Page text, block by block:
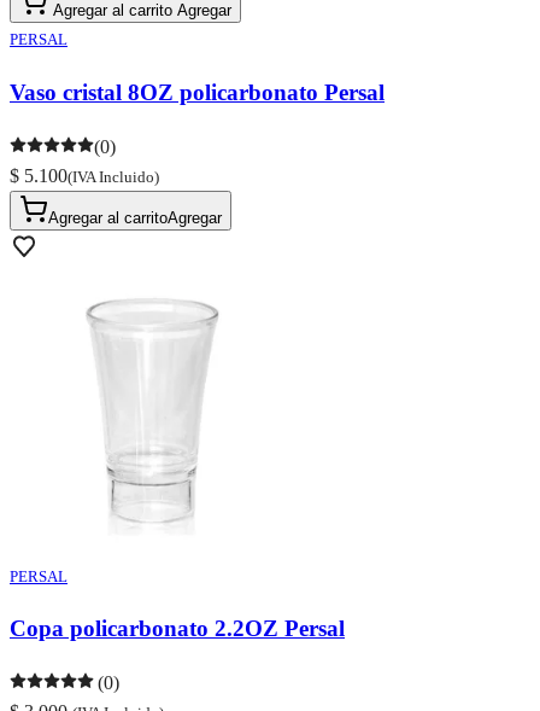
Agregar al carrito Agregar
PERSAL
Vaso cristal 8OZ policarbonato Persal
(0)
$ 5.100(IVA Incluido)
Agregar al carritoAgregar
PERSAL
Copa policarbonato 2.2OZ Persal
(0)